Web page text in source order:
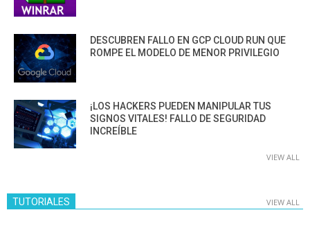
DESCUBREN FALLO EN GCP CLOUD RUN QUE
ROMPE EL MODELO DE MENOR PRIVILEGIO
¡LOS HACKERS PUEDEN MANIPULAR TUS
SIGNOS VITALES! FALLO DE SEGURIDAD
INCREÍBLE
VIEW ALL
TUTORIALES VIEW ALL